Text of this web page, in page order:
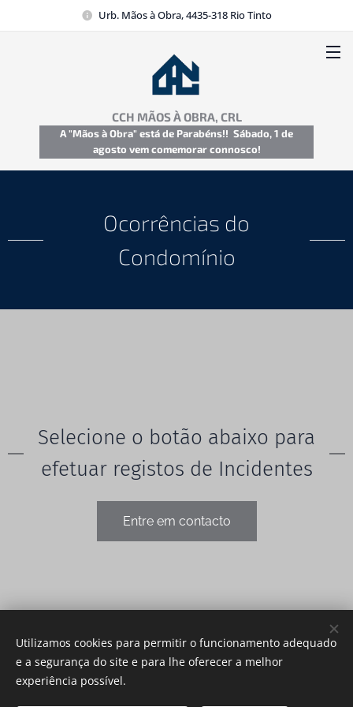
Urb. Mãos à Obra, 4435-318 Rio Tinto
CCH MÃOS À OBRA, CRL
A "Mãos à Obra" está de Parabéns!! Sábado, 1 de
agosto vem comemorar connosco!
Ocorrências do
Condomínio
Selecione o botão abaixo para
efetuar registos de Incidentes
Entre em contacto
CCH Mãos à Obra, CRL
Utilizamos cookies para permitir o funcionamento adequado
e a segurança do site e para lhe oferecer a melhor
experiência possível.